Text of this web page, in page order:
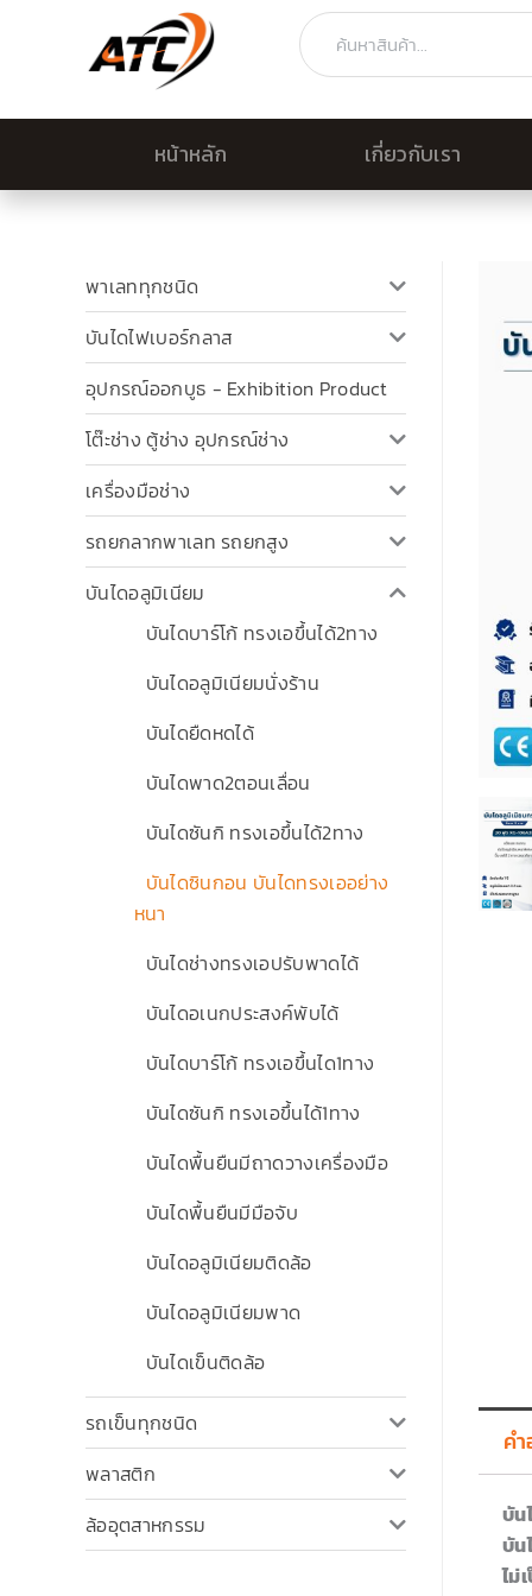
Search
หน้าหลัก เกี่ยวกับเรา
พาเลททุกชนิด
บันไดไฟเบอร์กลาส
อุปกรณ์ออกบูธ - Exhibition Product
โต๊ะช่าง ตู้ช่าง อุปกรณ์ช่าง
เครื่องมือช่าง
รถยกลากพาเลท รถยกสูง
บันไดอลูมิเนียม
บันไดบาร์โก้ ทรงเอขึ้นได้2ทาง
บันไดอลูมิเนียมนั่งร้าน
บันไดยืดหดได้
บันไดพาด2ตอนเลื่อน
บันไดซันกิ ทรงเอขึ้นได้2ทาง
บันไดซินกอน บันไดทรงเออย่าง
หนา
บันไดช่างทรงเอปรับพาดได้
บันไดอเนกประสงค์พับได้
บันไดบาร์โก้ ทรงเอขึ้นได1ทาง
บันไดซันกิ ทรงเอขึ้นได้1ทาง
บันไดพื้นยืนมีถาดวางเครื่องมือ
บันไดพื้นยืนมีมือจับ
บันไดอลูมิเนียมติดล้อ
บันไดอลูมิเนียมพาด
บันไดเข็นติดล้อ
รถเข็นทุกชนิด
พลาสติก
ล้ออุตสาหกรรม
ค
บัน
บัน
ไม่